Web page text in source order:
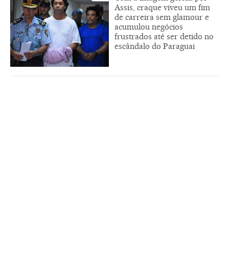
Assis, craque viveu um fim
de carreira sem glamour e
acumulou negócios
frustrados até ser detido no
escândalo do Paraguai